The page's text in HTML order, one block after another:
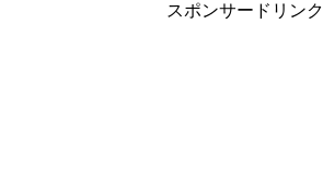
スポンサードリンク